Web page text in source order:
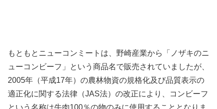
もともとニューコンミートは、野崎産業から「ノザキのニ
ューコンビーフ」という商品名で販売されていましたが、
2005年（平成17年）の農林物資の規格化及び品質表示の
適正化に関する法律（JAS法）の改正により、コンビーフ